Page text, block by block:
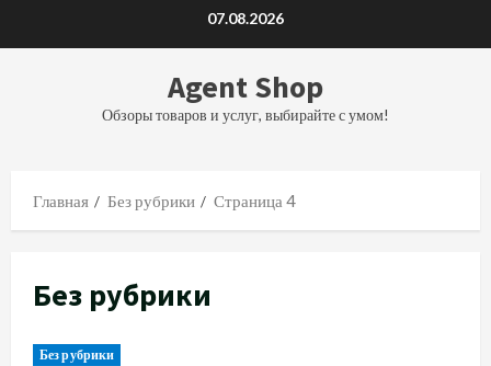
07.08.2026
Agent Shop
Обзоры товаров и услуг, выбирайте с умом!
Главная Без рубрики Страница 4
Без рубрики
Без рубрики